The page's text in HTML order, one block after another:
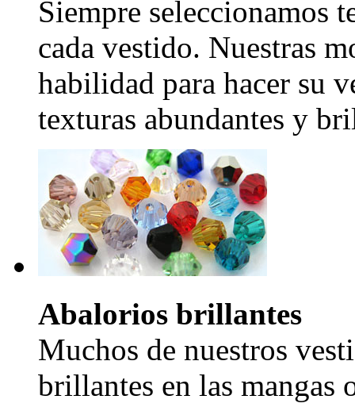
Siempre seleccionamos
cada vestido. Nuestras
habilidad para hacer su
texturas abundantes y
Abalorios brillantes
Muchos de nuestros
brillantes en las mangas